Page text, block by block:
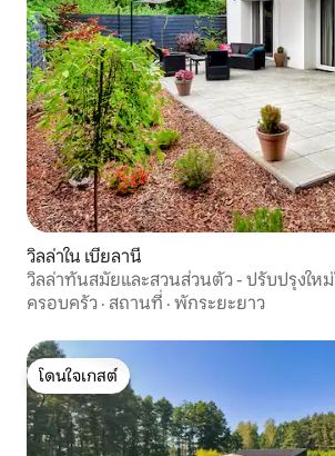
วิลล่าใน เบียลานี
วิลล่าทันสมัยและสวนส่วนตัว - ปรับปรุงใหม่
ครอบครัว · สถานที่ · พักระยะยาว
โดนใจเกสต์
โดนใจเกสต์